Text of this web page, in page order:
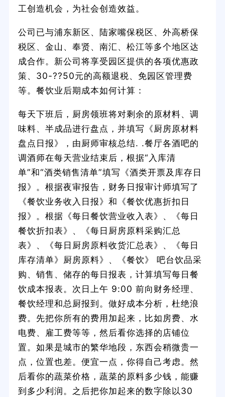
工创造机会，为社会创造效益。
公司已与浦东新区、陆家嘴保税区、外高桥保
税区、金山、奉贤、南汇、松江等多个地区达
成合作。新公司将享受园区提供的各项优惠政
策、30-??50元的高额退税、免园区管理费
等。餐饮业后期成本如何计算：
每天下班后，厨房领班将对剩余的原材料、调
味料、半成品进行盘点，并填写《厨房原材料
盘点日报》，由厨师审核总结. .餐厅各酒吧的
调酒师在每天营业结束后，根据“入库清
单”和“酒类销售清单”填写《酒类开票及库存日
报》。根据夜审报告，财务日报审计师填写了
《餐饮业务收入日报》和《餐饮优惠折扣日
报》。根据《每日餐饮营业收入表》、《每日
餐饮折扣表》、《每日厨房原料采购汇总
表》、《每日厨房原料收货汇总表》、《每日
库存清单》厨房原料》、《餐饮》 吧台饮品采
购、销售、储存的每日报表，计算填写每日餐
饮成本报表。次日上午 9:00 前向财务经理、
餐饮经理和总厨报到。做好成本分析，杜绝浪
费。先把你所有的费用加起来，比如房费、水
电费、雇工费等等，然后看你选择的店铺位
置。如果是城市的繁华地段，东西会稍微贵一
点，位置也差。便宜一点，你得自己考虑。然
后看你的蔬菜价格，蔬菜的原料多少钱，能赚
到多少利润。之后把你加起来的数字除以30